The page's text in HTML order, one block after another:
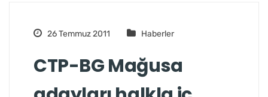
26 Temmuz 2011 Haberler
CTP-BG Mağusa